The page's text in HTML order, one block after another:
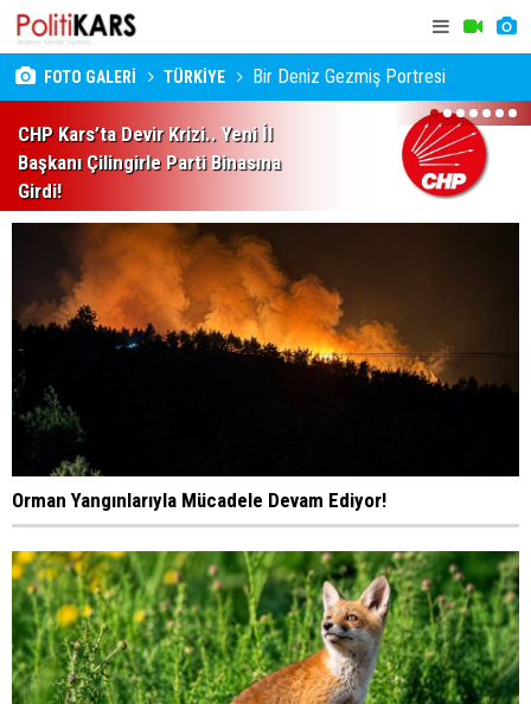
FOTO GALERİ TÜRKİYE Bir Deniz Gezmiş Portresi
CHP Kars’ta Devir Krizi.. Yeni İl
Başkanı Çilingirle Parti Binasına
Girdi!
1 2 3 4 5 6 7
Orman Yangınlarıyla Mücadele Devam Ediyor!